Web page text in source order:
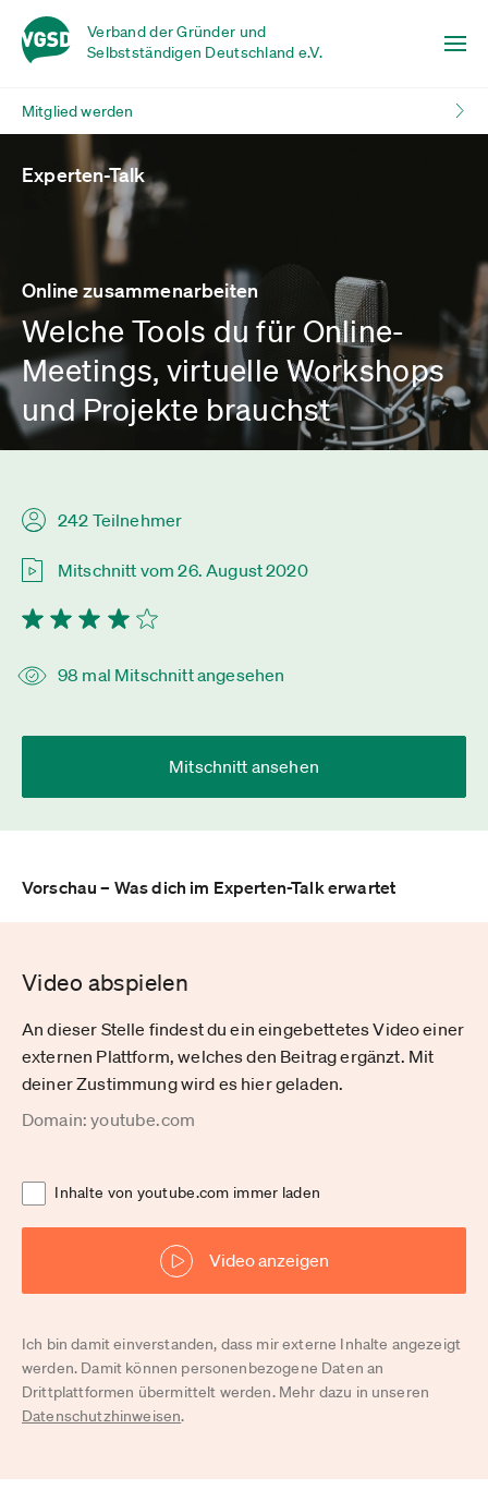
Verband der Gründer und
Selbstständigen Deutschland e.V.
Mitglied werden
Experten-Talk
Online zusammenarbeiten
Welche Tools du für Online-
Meetings, virtuelle Workshops
und Projekte brauchst
242 Teilnehmer
Mitschnitt vom 26. August 2020
98 mal Mitschnitt angesehen
Mitschnitt ansehen
Vorschau – Was dich im Experten-Talk erwartet
Video abspielen
An dieser Stelle findest du ein eingebettetes Video einer
externen Plattform, welches den Beitrag ergänzt. Mit
deiner Zustimmung wird es hier geladen.
Domain: youtube.com
Inhalte von youtube.com immer laden
Video anzeigen
Ich bin damit einverstanden, dass mir externe Inhalte angezeigt
werden. Damit können personenbezogene Daten an
Drittplattformen übermittelt werden. Mehr dazu in unseren
Datenschutzhinweisen.